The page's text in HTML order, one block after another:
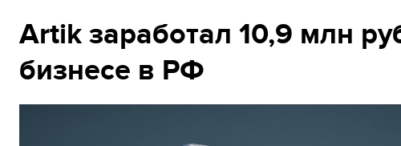
Экономика
Спорт
Artik заработал 10,9 млн
бизнесе в РФ